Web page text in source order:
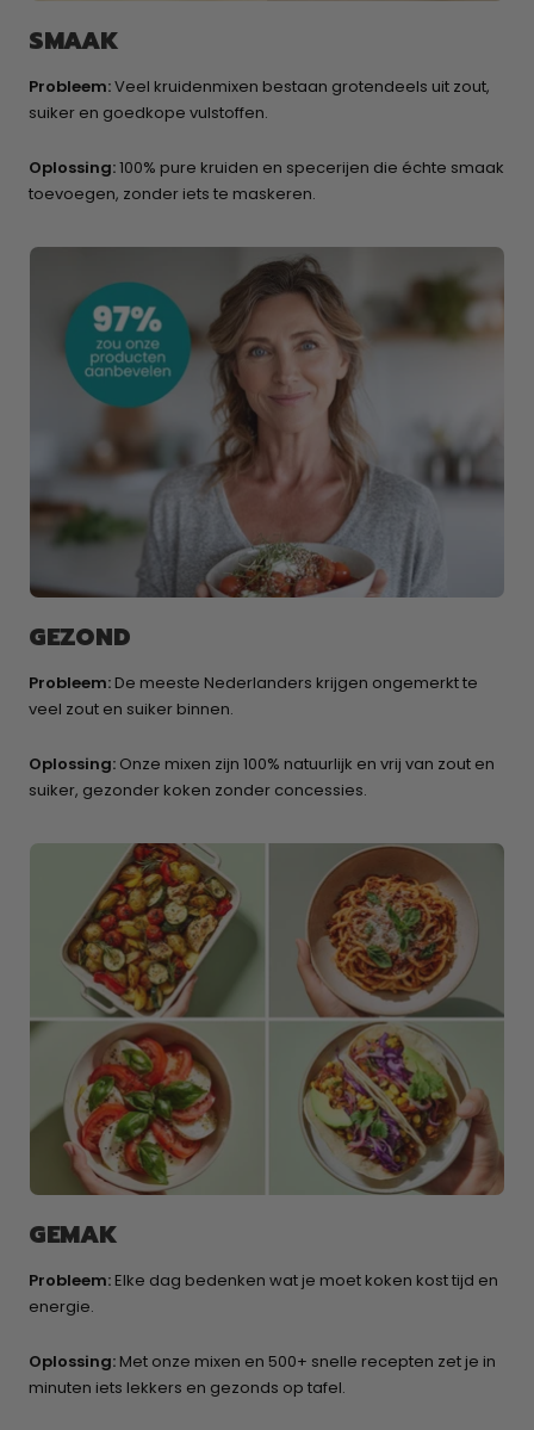
SMAAK
Probleem:Veel kruidenmixen bestaan grotendeels uit zout,
suiker en goedkope vulstoffen.
Oplossing:100% pure kruiden en specerijen die échte smaak
toevoegen, zonder iets te maskeren.
GEZOND
Probleem: De meeste Nederlanders krijgen ongemerkt te
veel zout en suiker binnen.
Oplossing: Onze mixen zijn 100% natuurlijk en vrij van zout en
suiker, gezonder koken zonder concessies.
GEMAK
Probleem: Elke dag bedenken wat je moet koken kost tijd en
energie.
Oplossing: Met onze mixen en 500+ snelle recepten zet je in
minuten iets lekkers en gezonds op tafel.